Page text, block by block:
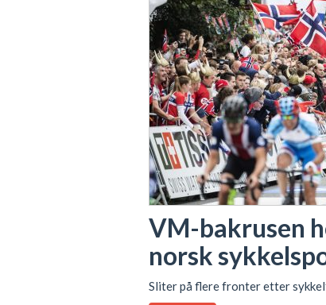
VM-bakrusen
norsk
Sliter på flere fronter etter